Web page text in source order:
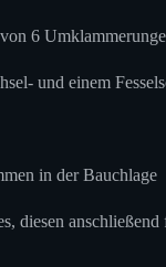
6
und einem
in der Bauchlage
diesen anschließend